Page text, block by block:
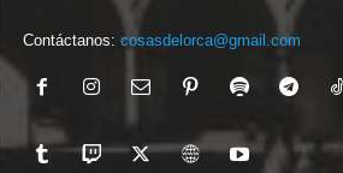
Contáctanos: cosasdelorca@gmail.com